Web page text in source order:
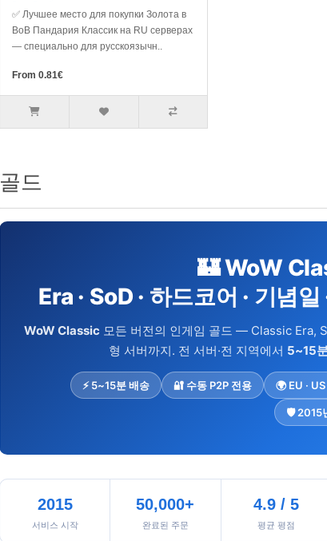
✅ Лучшее место для покупки Золота в
ВоВ Пандария Классик на RU серверах
— специально для русскоязычн..
From 0.81€
골드
🏰 WoW
Era · SoD · 하드코어 · 기념일
WoW Classic 모든 버전의 인게임 골드 — Classic Era,
형 서버까지. 전 서버·전 지역에서 5~15
⚡ 5~15분 배송 🔐 수동 P2P 전용 🌍 EU ·
🛡️ 2015
2015
서비스 시작
50,000+
완료된 주문
4.9 / 5
평균 평점